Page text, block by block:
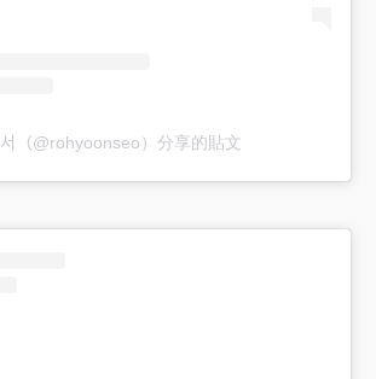
（@rohyoonseo）分享的貼文